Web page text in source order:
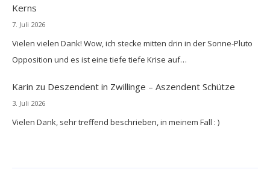
Kerns
7. Juli 2026
Vielen vielen Dank! Wow, ich stecke mitten drin in der Sonne-Pluto
Opposition und es ist eine tiefe tiefe Krise auf…
Karin zu Deszendent in Zwillinge – Aszendent Schütze
3. Juli 2026
Vielen Dank, sehr treffend beschrieben, in meinem Fall : )